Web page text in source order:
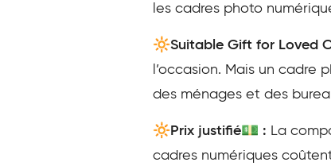
les cadres photo
🔆Suitable Gift for Loved
l’occasion. Mais un
des ménages et des
🔆Prix justifié💵 : La
cadres numériques